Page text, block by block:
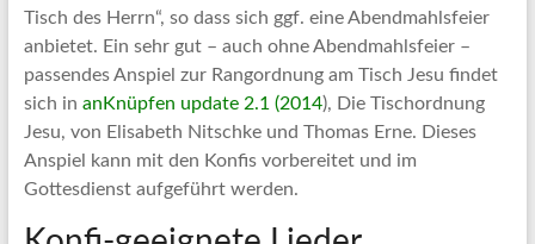
Tisch des Herrn“, so dass sich ggf. eine Abendmahlsfeier
anbietet. Ein sehr gut – auch ohne Abendmahlsfeier –
passendes Anspiel zur Rangordnung am Tisch Jesu findet
sich in anKnüpfen update 2.1 (2014), Die Tischordnung
Jesu, von Elisabeth Nitschke und Thomas Erne. Dieses
Anspiel kann mit den Konfis vorbereitet und im
Gottesdienst aufgeführt werden.